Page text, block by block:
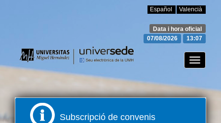
Español Valencià
Data i hora oficial
07/08/2026
13:07
Canviar
mode
Subscripció de convenis